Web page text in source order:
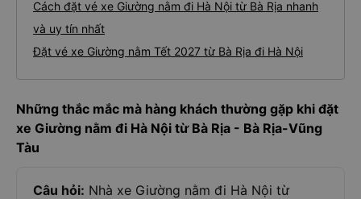
Cách đặt vé xe Giường nằm đi Hà Nội từ Bà Rịa nhanh
và uy tín nhất
Đặt vé xe Giường nằm Tết 2027 từ Bà Rịa đi Hà Nội
Những thắc mắc mà hàng khách thường gặp khi đặt
xe Giường nằm đi Hà Nội từ Bà Rịa - Bà Rịa-Vũng
Tàu
Câu hỏi: Nhà xe Giường nằm đi Hà Nội từ